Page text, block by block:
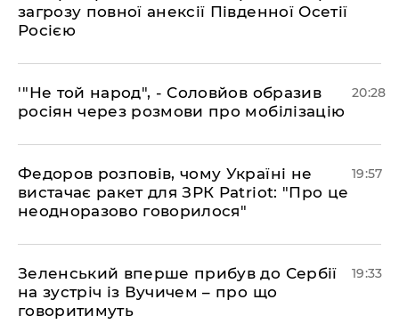
загрозу повної анексії Південної Осетії
Росією
​'"Не той народ", - Соловйов образив
росіян через розмови про мобілізацію
20:28
​Федоров розповів, чому Україні не
вистачає ракет для ЗРК Patriot: "Про це
неодноразово говорилося"
19:57
​Зеленський вперше прибув до Сербії
на зустріч із Вучичем – про що
говоритимуть
19:33